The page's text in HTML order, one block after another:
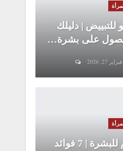
للتبييض | دليلك
فبراير 27, 2026
فوائد زيت الثوم للبشرة | 7 فوائد